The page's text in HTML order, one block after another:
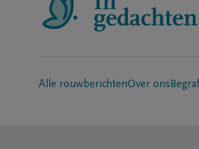
Alle rouwberichtenOver ons